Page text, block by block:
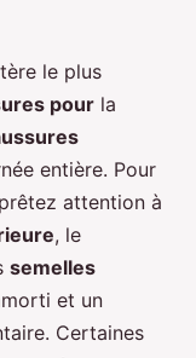
le plus
pour la
entière. Pour
attention à
, le
semelles
et un
Certaines